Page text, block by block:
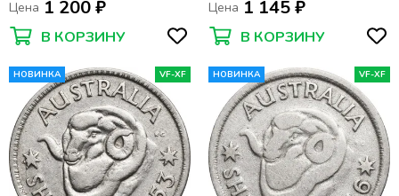
Цена 1 200 ₽
В КОРЗИНУ
Цена 1 145 ₽
В КОРЗИНУ
НОВИНКА VF-XF НОВИНКА VF-XF